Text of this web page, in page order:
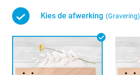
Kies de afwerking (Gravering)